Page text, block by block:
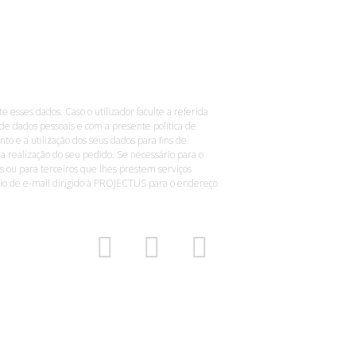
esses dados. Caso o utilizador faculte a referida
dados pessoais e com a presente política de
e a utilização dos seus dados para fins de
realização do seu pedido. Se necessário para o
ou para terceiros que lhes prestem serviços
de e-mail dirigido à PROJECTUS para o endereço